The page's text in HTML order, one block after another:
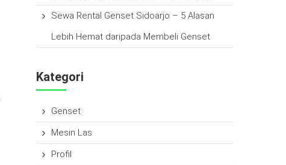
Sewa Rental Genset Sidoarjo – 5 Alasan
Lebih Hemat daripada Membeli Genset
Kategori
Genset
Mesin Las
Profil